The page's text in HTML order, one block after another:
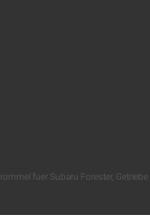
fuer Subaru Forester, Getriebe